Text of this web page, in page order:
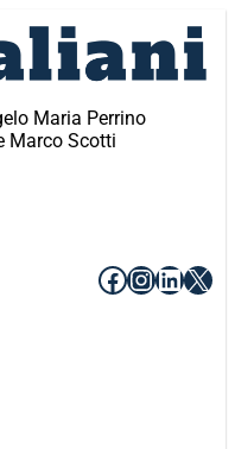
Maria Perrino
Marco Scotti
Facebook
X